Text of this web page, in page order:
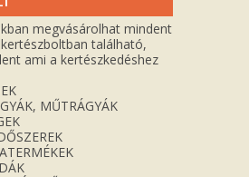
megvásárolhat mindent
található,
ami a kertészkedéshez
MŰTRÁGYÁK